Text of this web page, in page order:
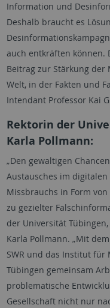
Information und
Deshalb braucht es
auch entkräften können.
Beitrag zur Stärkung
Welt, in der Fakten und
Intendant Professor Kai
Rektorin der
Karla Pollmann:
„Den gewaltigen
Austausches im
Missbrauchs in Form
zu gezielter
der Universität
Karla Pollmann. „Mit
SWR und das Institut
Tübingen gemeinsam
problematische
Gesellschaft nicht nur